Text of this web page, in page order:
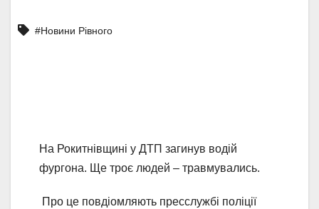
#Новини Рівного
На Рокитнівщині у ДТП загинув водій
фургона. Ще троє людей – травмувались.
Про це повдіомляють пресслужбі поліції